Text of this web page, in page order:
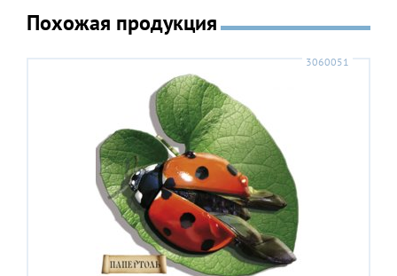
Похожая продукция
3060051